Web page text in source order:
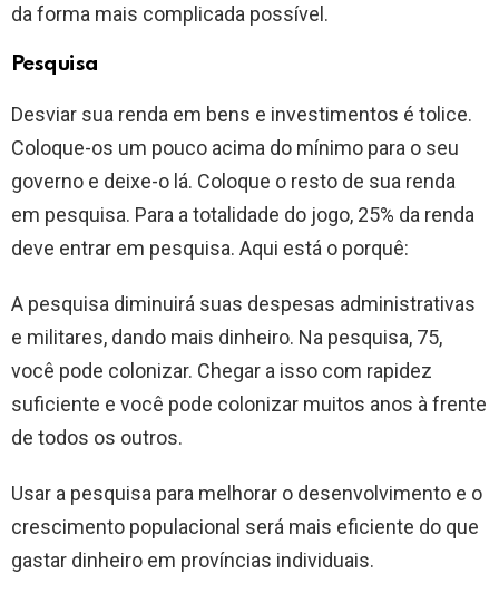
da forma mais complicada possível.
Pesquisa
Desviar sua renda em bens e investimentos é tolice.
Coloque-os um pouco acima do mínimo para o seu
governo e deixe-o lá. Coloque o resto de sua renda
em pesquisa. Para a totalidade do jogo, 25% da renda
deve entrar em pesquisa. Aqui está o porquê:
A pesquisa diminuirá suas despesas administrativas
e militares, dando mais dinheiro. Na pesquisa, 75,
você pode colonizar. Chegar a isso com rapidez
suficiente e você pode colonizar muitos anos à frente
de todos os outros.
Usar a pesquisa para melhorar o desenvolvimento e o
crescimento populacional será mais eficiente do que
gastar dinheiro em províncias individuais.